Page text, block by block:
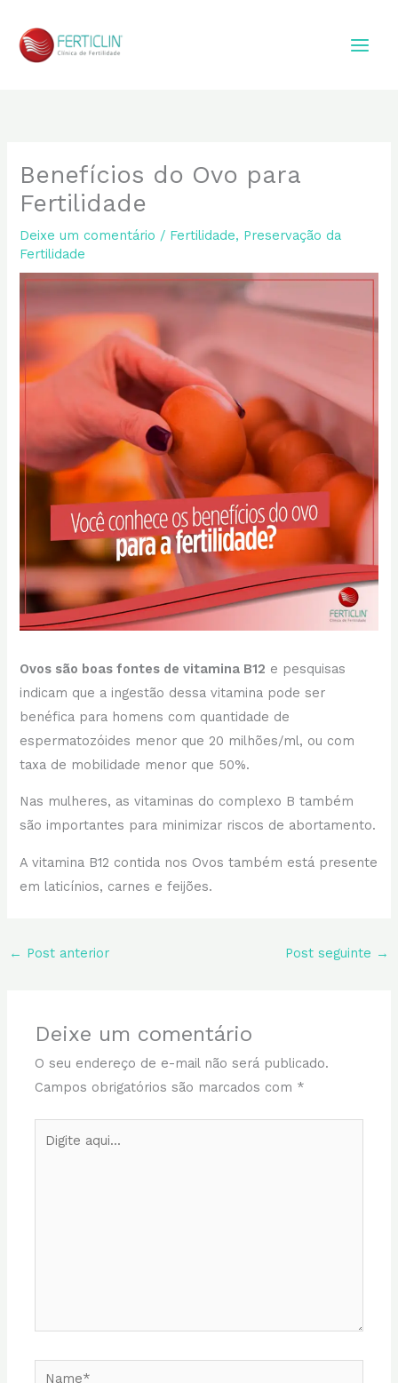
para
Benefícios do Ovo para
Fertilidade
Deixe um comentário / Fertilidade, Preservação da
Fertilidade
Ovos são boas fontes de vitamina B12 e pesquisas
indicam que a ingestão dessa vitamina pode ser
benéfica para homens com quantidade de
espermatozóides menor que 20 milhões/ml, ou com
taxa de mobilidade menor que 50%.
Nas mulheres, as vitaminas do complexo B também
são importantes para minimizar riscos de abortamento.
A vitamina B12 contida nos Ovos também está presente
em laticínios, carnes e feijões.
← Post anterior Post seguinte →
Deixe um comentário
O seu endereço de e-mail não será publicado.
Campos obrigatórios são marcados com *
Name*